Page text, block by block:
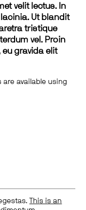
velit lectus. In
Ut blandit
tristique
vel. Proin
gravida elit
are available using
This is an